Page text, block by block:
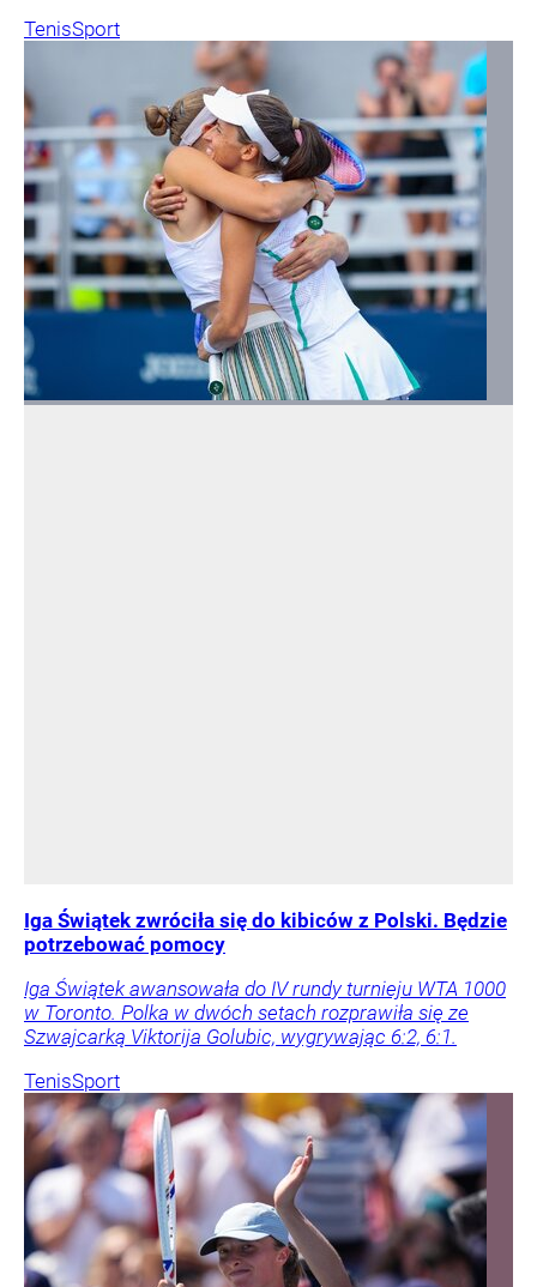
TenisSport
Iga Świątek zwróciła się do kibiców z Polski. Będzie
potrzebować pomocy
Iga Świątek awansowała do IV rundy turnieju WTA 1000
w Toronto. Polka w dwóch setach rozprawiła się ze
Szwajcarką Viktorija Golubic, wygrywając 6:2, 6:1.
TenisSport